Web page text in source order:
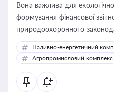
Вона важлива для
формування фінансової
природоохоронного
Паливно-енергетичний
Агропромисловий комплекс